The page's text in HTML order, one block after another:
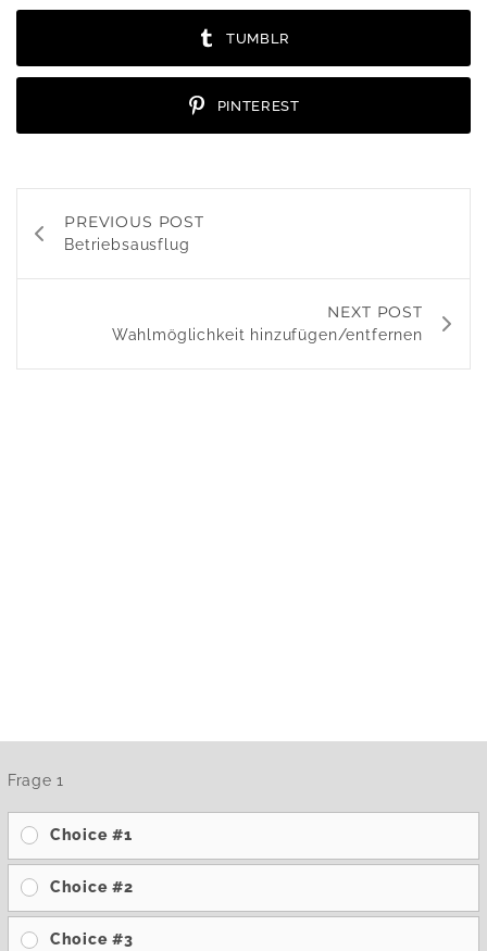
TUMBLR
PINTEREST
PREVIOUS POST
Betriebsausflug
NEXT POST
Wahlmöglichkeit hinzufügen/entfernen
Frage 1
Choice #1
Choice #2
Choice #3